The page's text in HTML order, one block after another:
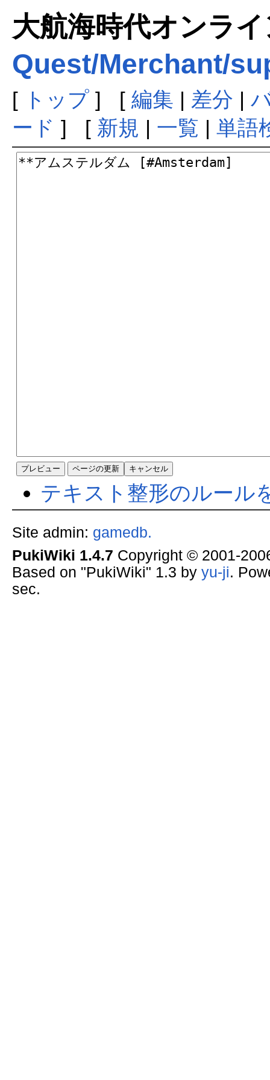
大航海時代オンラ
Quest/Merchant/
[ トップ] [ 編集 | 差分 |
ード ] [ 新規 | 一覧 | 単語
テキスト整形のルール
Site admin: gamedb.
PukiWiki 1.4.7 Copyright © 2001-
Based on "PukiWiki" 1.3 by yu-ji.
sec.